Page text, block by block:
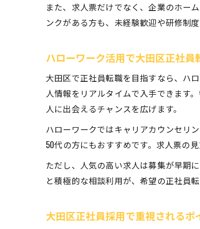
また、求人票だけでなく、企業のホー
ンクがある方も、未経験歓迎や研修制
ハローワーク活用で大田区正社員
大田区で正社員転職を目指すなら、ハ
人情報をリアルタイムで入手できます
人に出会えるチャンスを広げます。
ハローワークではキャリアカウンセリ
50代の方にもおすすめです。求人票の
ただし、人気の高い求人は募集が早期
と積極的な相談利用が、希望の正社員
大田区正社員採用で重視されるポ